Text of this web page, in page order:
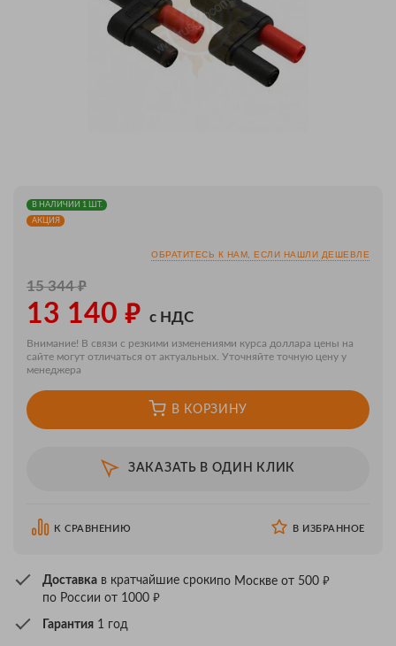
В НАЛИЧИИ 1 ШТ.
АКЦИЯ
ОБРАТИТЕСЬ К НАМ, ЕСЛИ НАШЛИ ДЕШЕВЛЕ
15 344₽
13 140 ₽ с НДС
Внимание! В связи с резкими изменениями курса доллара цены на
сайте могут отличаться от актуальных. Уточняйте точную цену у
менеджера
В КОРЗИНУ
ЗАКАЗАТЬ В ОДИН КЛИК
К СРАВНЕНИЮ В ИЗБРАННОЕ
Доставка в кратчайшие срокипо Москве от 500 ₽
по России от 1000 ₽
Гарантия 1 год